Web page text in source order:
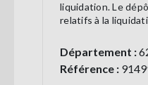
liquidation. Le
relatifs à la
Département :
Référence :